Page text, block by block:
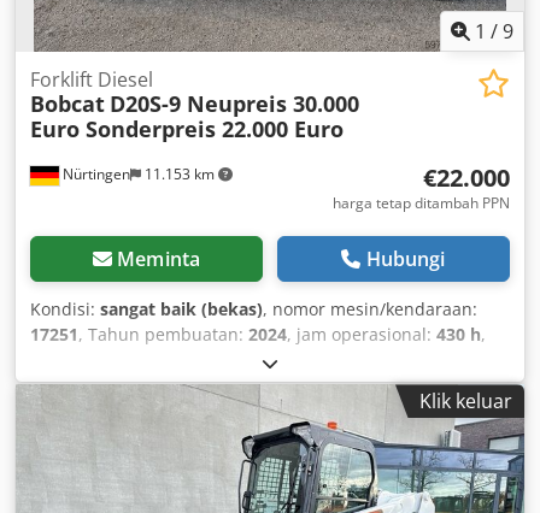
1 /9
Nürtingen 11.153 km
Forklift Diesel
Bobcat D20S-9 Neupreis 30.000
Euro Sonderpreis 22.000 Euro
€22.000
harga tetap ditambah PPN
Meminta Hubungi
Kondisi: sangat baik (bekas), nomor mesin/kendaraan:
17251, Tahun pembuatan: 2024, jam operasional: 430 h,
, tinggi angkat:
pengangkatan bebas:1.470 mm, pusat beban:500 mm,
jenis bahan bakar:diesel , tipe tiang:
, tinggi
2.190 mm , panjang garpu:1.050 mm
, ukuran
ban depan:7.00-15 5.50 , ukuran ban belakang:6.50-10,
berat keseluruhan:
4.053 kg, 5215420 Crsdpfx Aezr Db Hob
Klik keluar